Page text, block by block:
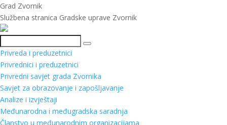
Grad Zvornik
Službena stranica Gradske uprave Zvornik
Pretraga
Privreda i preduzetnici
Privrednici i preduzetnici
Privredni savjet grada Zvornika
Savjet za obrazovanje i zapošljavanje
Analize i izvještaji
Međunarodna i međugradska saradnja
Članstvo u međunarodnim organizacijama